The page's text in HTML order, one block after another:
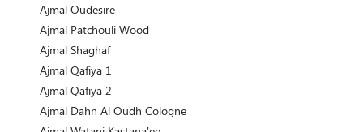
Ajmal Oudesire
Ajmal Patchouli Wood
Ajmal Shaghaf
Ajmal Qafiya 1
Ajmal Qafiya 2
Ajmal Dahn Al Oudh Cologne